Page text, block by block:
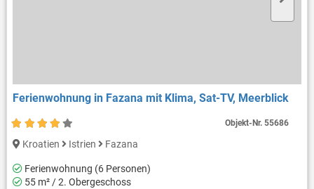
Ferienwohnung in Fazana mit Klima, Sat-TV, Meerblick
Kroatien Istrien Fazana
Ferienwohnung (6 Personen)
55 m² / 2. Obergeschoss
Objekt-Nr.55686